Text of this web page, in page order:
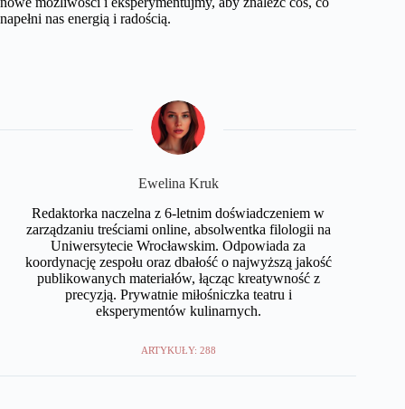
napełni nas energią i radością.
Ewelina Kruk
Redaktorka naczelna z 6-letnim doświadczeniem w
zarządzaniu treściami online, absolwentka filologii na
Uniwersytecie Wrocławskim. Odpowiada za
koordynację zespołu oraz dbałość o najwyższą jakość
publikowanych materiałów, łącząc kreatywność z
precyzją. Prywatnie miłośniczka teatru i
eksperymentów kulinarnych.
ARTYKUŁY: 288